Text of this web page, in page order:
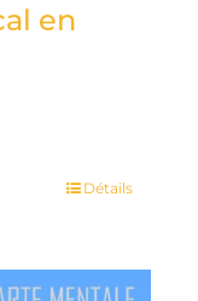
en
Détails